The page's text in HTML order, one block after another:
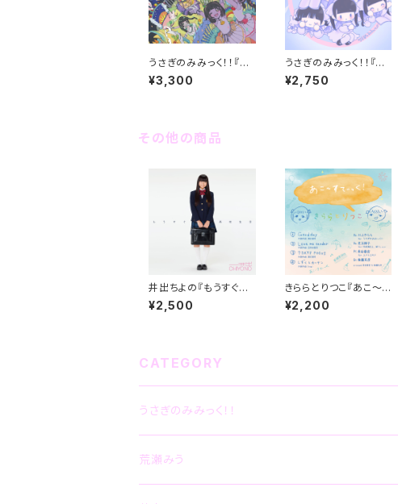
うさぎのみみっく！！『ム
ーンライトストリート』（1
stAlbum）
¥3,300
うさぎのみみっく！！『あ
こ～すてぃっく！！』(Mini
Album)
¥2,750
その他の商品
井出ちよの『もうすぐ高
校生活』（1stAlbum）
¥2,500
きららとりつこ『あこ～す
てぃっく！』(MiniAlbu
m)
¥2,200
CATEGORY
うさぎのみみっく！！
CD
荒瀬みう